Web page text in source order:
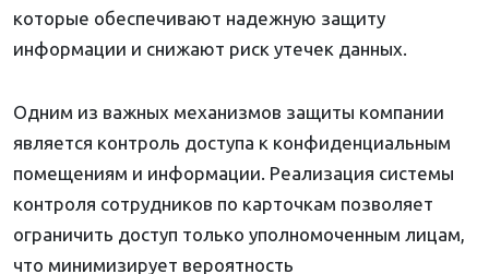
которые обеспечивают надежную защиту
информации и снижают риск утечек данных.
Одним из важных механизмов защиты компании
является контроль доступа к конфиденциальным
помещениям и информации. Реализация системы
контроля сотрудников по карточкам позволяет
ограничить доступ только уполномоченным лицам,
что минимизирует вероятность